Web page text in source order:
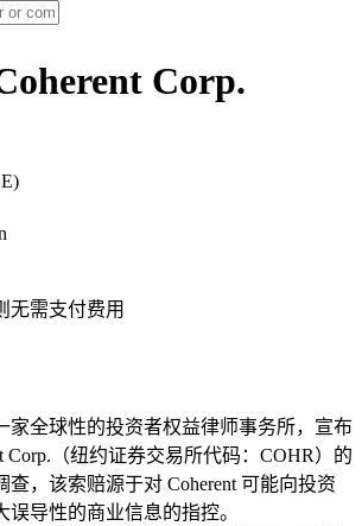
Corp.
)
无需支付费用
家全球性的投资者权益律师事务所，宣布
Corp.（纽约证券交易所代码：COHR）的
，该索赔源于对 Coherent 可能向投资
误导性的商业信息的指控。